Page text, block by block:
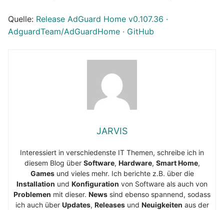
Quelle: Release AdGuard Home v0.107.36 ·
AdguardTeam/AdGuardHome · GitHub
JARVIS
Interessiert in verschiedenste IT Themen, schreibe ich in
diesem Blog über Software, Hardware, Smart Home,
Gamesund vieles mehr. Ich berichte z.B. über die
Installation und Konfiguration von Software als auch von
Problemen mit dieser. News sind ebenso spannend, sodass
ich auch über Updates, Releasesund Neuigkeiten aus der